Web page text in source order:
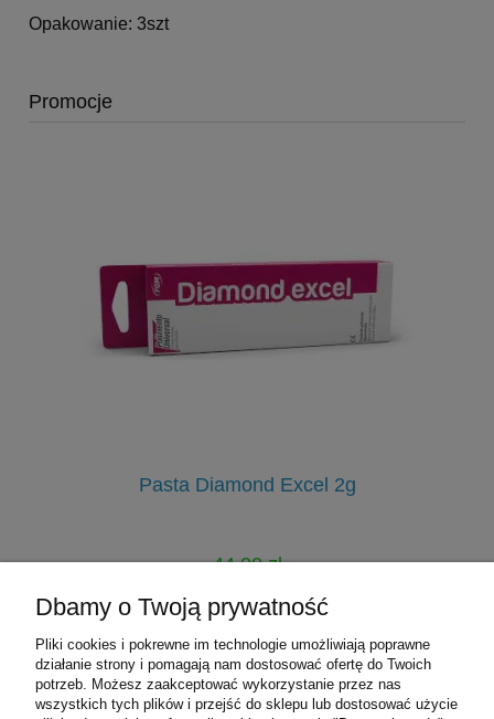
Opakowanie: 3szt
Promocje
Pasta Diamond Excel 2g
44,00 zł
Cena regularna:49,00 zł
do koszyka
Dbamy o Twoją prywatność
Pliki cookies i pokrewne im technologie umożliwiają poprawne
działanie strony i pomagają nam dostosować ofertę do Twoich
potrzeb. Możesz zaakceptować wykorzystanie przez nas
wszystkich tych plików i przejść do sklepu lub dostosować użycie